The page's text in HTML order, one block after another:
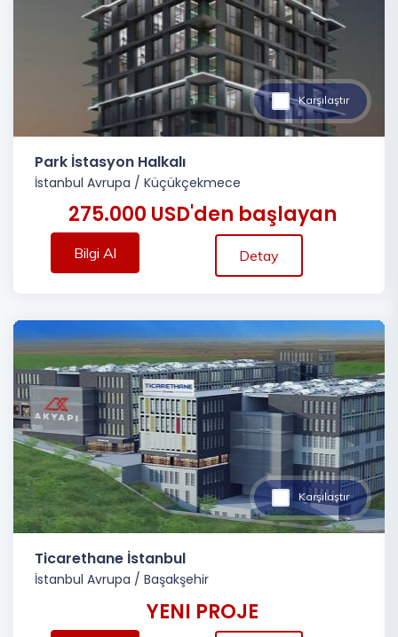
Karşılaştır
Park İstasyon Halkalı
İstanbul Avrupa / Küçükçekmece
275.000 USD'den başlayan
Bilgi Al Detay
Karşılaştır
Ticarethane İstanbul
İstanbul Avrupa / Başakşehir
YENI PROJE